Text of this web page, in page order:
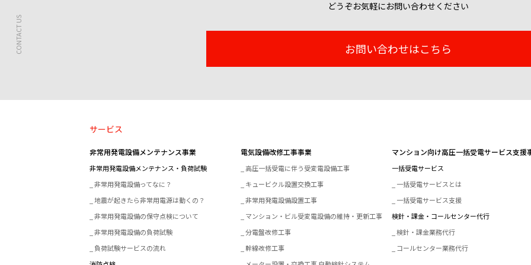
CONTACT US
どうぞお気軽にお問い合わせください
お問い合わせはこちら
サービス
非常用発電設備メンテナンス事業
非常用発電設備メンテナンス・負荷試験
非常用発電設備ってなに？
地震が起きたら非常用電源は動くの？
非常用発電設備の保守点検について
非常用発電設備の負荷試験
負荷試験サービスの流れ
電気設備改修工事事業
高圧一括受電に伴う受変電設備工事
キュービクル設置交換工事
非常用発電設備設置工事
マンション・ビル受変電設備の維持・更新工事
分電盤改修工事
幹線改修工事
マンション向け高圧一括受電サービス支援
一括受電サービス
一括受電サービスとは
一括受電サービス支援
検針・課金・コールセンター代行
検針・課金業務代行
コールセンター業務代行